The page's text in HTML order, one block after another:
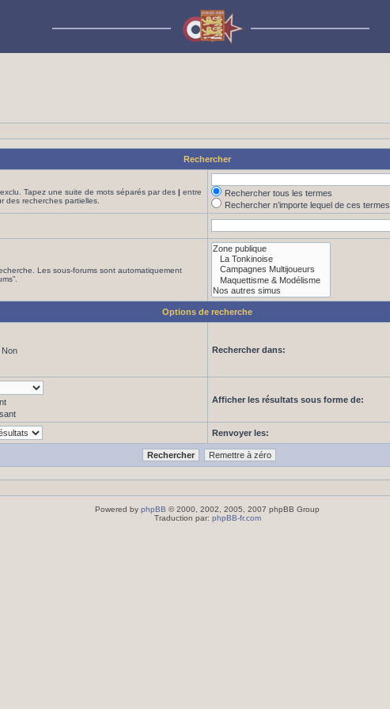
Rechercher
Tapez une suite de mots séparés par des | entre
des recherches partielles.
Rechercher tous les termes
Rechercher n’importe lequel de ces termes
Les sous-forums sont automatiquement
Options de recherche
Non Rechercher dans:
Afficher les résultats sous forme de:
Renvoyer les:
Powered by phpBB © 2000, 2002, 2005, 2007 phpBB Group
Traduction par: phpBB-fr.com